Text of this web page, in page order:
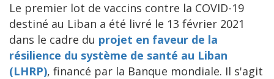
Le premier lot de vaccins contre la COVID-19
destiné au Liban a été livré le 13 février 2021
dans le cadre du projet en faveur de la
résilience du système de santé au Liban
(LHRP), financé par la Banque mondiale. Il s'agit